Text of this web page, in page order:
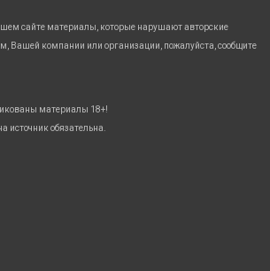
сайте материалы, которые нарушают авторские
Вашей компании или организации, пожалуйста, сообщите
материалы 18+!
источник обязательна.